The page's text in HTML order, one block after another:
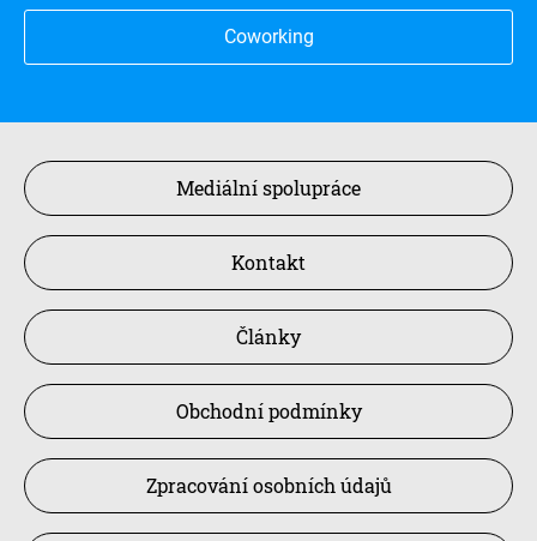
Coworking
Mediální spolupráce
Kontakt
Články
Obchodní podmínky
Zpracování osobních údajů